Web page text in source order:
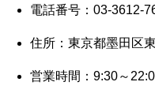
電話番号：03-3612-
住所：東京都墨田区
営業時間：9:30～